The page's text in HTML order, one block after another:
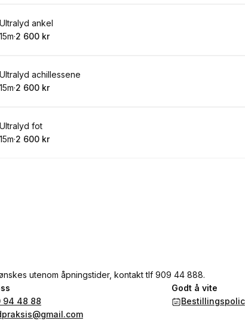
Bestill time
Ultralyd ankel
.Varighet :
15m·
. Pris:
2 600 kr
Bestill time
Ultralyd achillessene
.Varighet :
15m·
. Pris:
2 600 kr
Bestill time
Ultralyd fot
.Varighet :
15m·
. Pris:
2 600 kr
utenom åpningstider, kontakt tlf 909 44 888.
94 48 88
Godt å vite